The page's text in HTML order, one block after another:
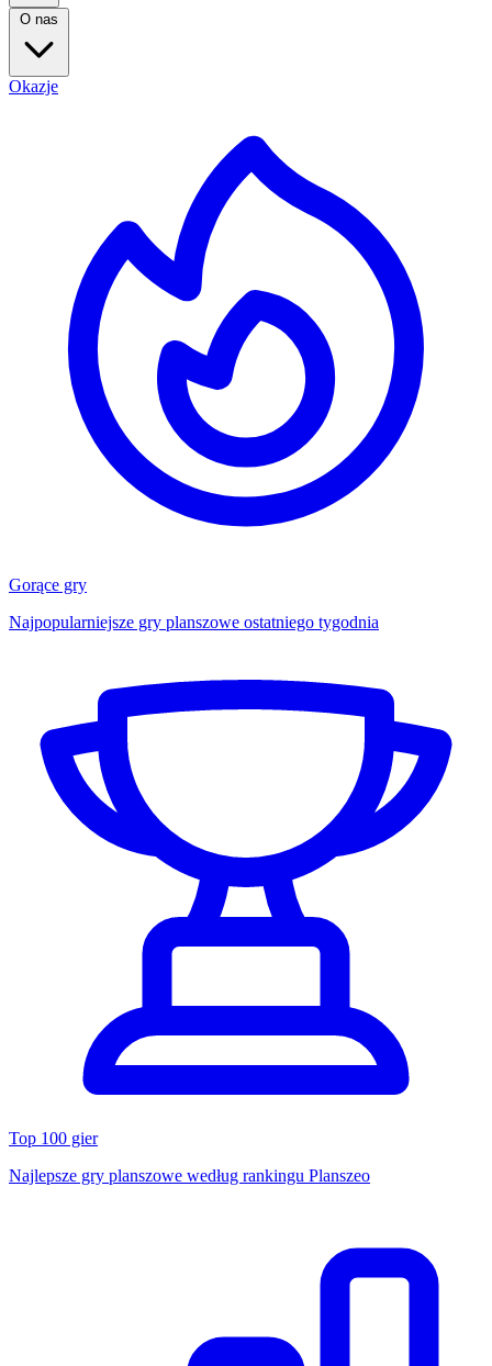
O nas
Okazje
Gorące gry
Najpopularniejsze gry planszowe ostatniego tygodnia
Top 100 gier
Najlepsze gry planszowe według rankingu Planszeo